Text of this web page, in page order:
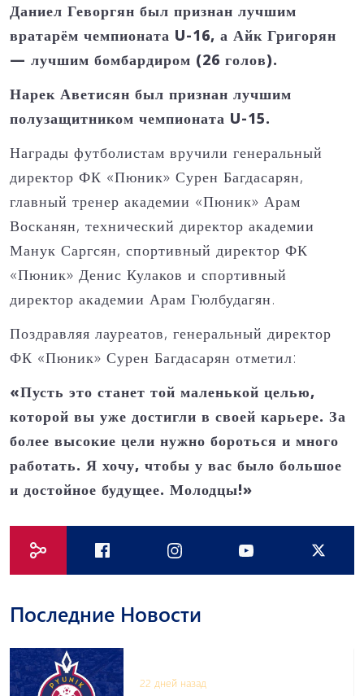
Даниел Геворгян был признан лучшим
вратарём чемпионата U-16, а Айк Григорян
— лучшим бомбардиром (26 голов).
Нарек Аветисян был признан лучшим
полузащитником чемпионата U-15.
Награды футболистам вручили генеральный
директор ФК «Пюник» Сурен Багдасарян,
главный тренер академии «Пюник» Арам
Восканян, технический директор академии
Манук Саргсян, спортивный директор ФК
«Пюник» Денис Кулаков и спортивный
директор академии Арам Гюлбудагян.
Поздравляя лауреатов, генеральный директор
ФК «Пюник» Сурен Багдасарян отметил:
«Пусть это станет той маленькой целью,
которой вы уже достигли в своей карьере. За
более высокие цели нужно бороться и много
работать. Я хочу, чтобы у вас было большое
и достойное будущее. Молодцы!»
Последние Новости
22 дней назад